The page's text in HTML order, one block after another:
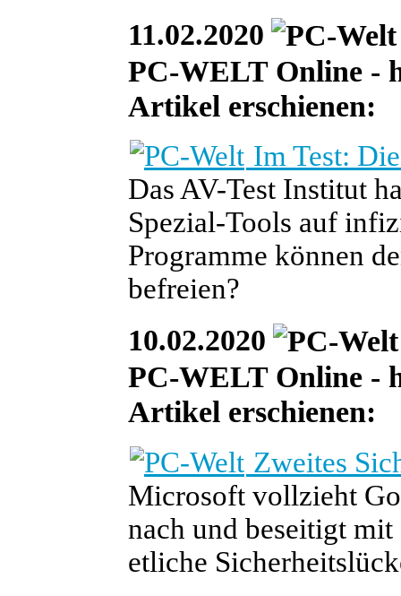
11.02.2020
PC-WELT Online -
Artikel erschienen:
Im Test:
Das AV-Test Institut
Spezial-Tools auf
Programme können
befreien?
10.02.2020
PC-WELT Online -
Artikel erschienen:
Zweites
Microsoft vollzieht
nach und beseitigt
etliche